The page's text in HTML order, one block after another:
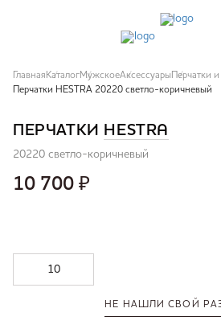
Главная КаталогМужскоеАксессуары Перчатки
Перчатки HESTRA 20220 светло-коричневый
ПЕРЧАТКИ HESTRA
20220 светло-коричневый
10 700 ₽
НЕ НАШЛИ СВОЙ
10